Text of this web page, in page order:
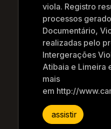
viola. Registro
processos
Documentário,
realizadas pelo
Intergerações
Atibaia e Limeira
mais
em http://
assistir